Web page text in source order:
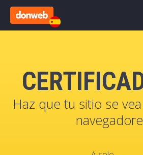
Haz que tu sitio se